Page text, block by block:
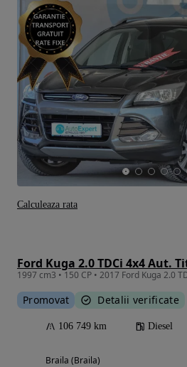
Ford Kuga 2.0 TDCi 4x4 Aut.
Promovat Detalii verificate
106 749 km Diesel
Braila (Braila)
Calculeaza rata